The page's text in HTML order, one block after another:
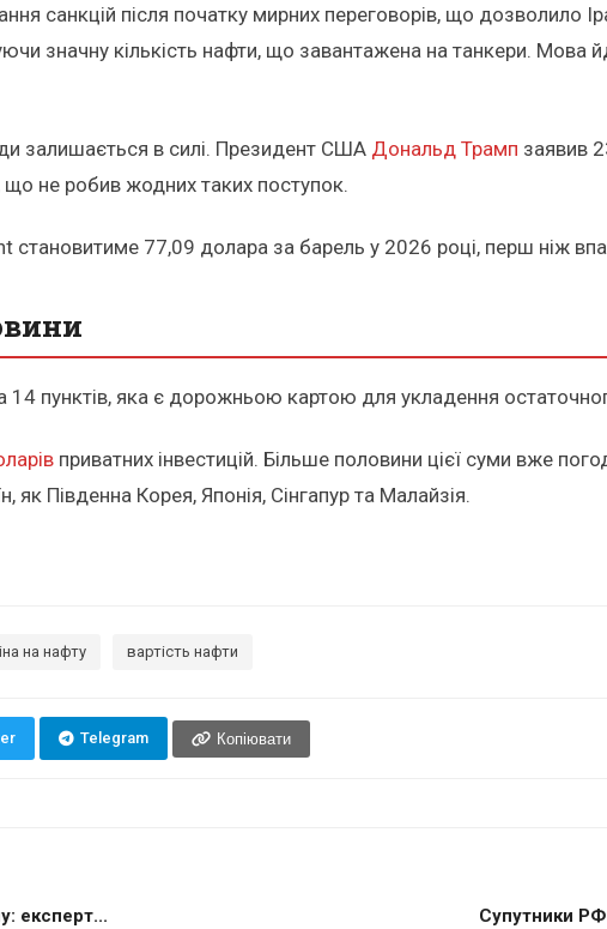
санкцій після початку мирних переговорів, що дозволило
значну кількість нафти, що завантажена на танкери. Мова
залишається в силі. Президент США Дональд Трамп заявив
що не робив жодних таких поступок.
становитиме 77,09 долара за барель у 2026 році, перш ніж
14 пунктів, яка є дорожньою картою для укладення
приватних інвестицій. Більше половини цієї суми вже
як Південна Корея, Японія, Сінгапур та Малайзія.
на нафту вартість нафти
Telegram Копіювати
експерт... Супутники РФ